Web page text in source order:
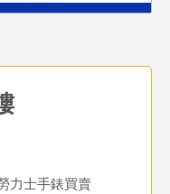
力士手錶買賣